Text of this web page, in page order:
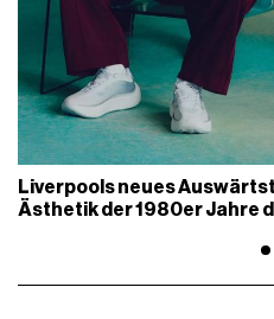
Liverpools neues
Ästhetik der 1980er Jahre